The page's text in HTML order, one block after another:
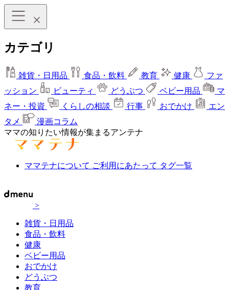
カテゴリ
雑貨・日用品 食品・飲料 教育 健康
ファ
ッション
ビューティ どうぶつ ベビー用品
マ
ネー・投資
くらしの相談 行事 おでかけ
エン
タメ
漫画コラム
ママの知りたい情報が集まるアンテナ
ママテナについて ご利用にあたって タグ一覧
>
雑貨・日用品
食品・飲料
健康
ベビー用品
おでかけ
どうぶつ
教育